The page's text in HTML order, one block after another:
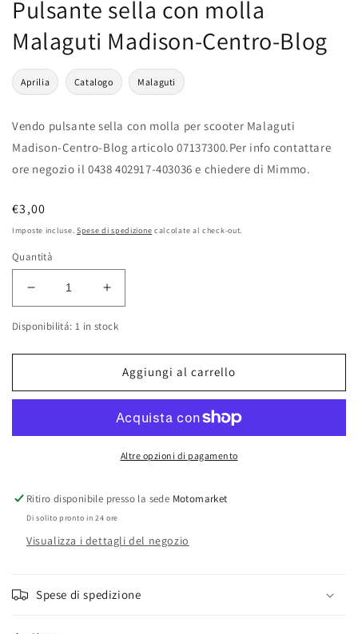
Pulsante sella con molla
Malaguti Madison-Centro-Blog
Aprilia Catalogo Malaguti
Vendo pulsante sella con molla per scooter Malaguti
Madison-Centro-Blog articolo 07137300.Per info contattare
ore negozio il 0438 402917-403036 e chiedere di Mimmo.
Prezzo
di
€3,00
Imposte incluse. Spese di spedizione calcolate al check-out.
Quantità
Diminuisci
quantità
per
molla
Aumenta
quantità
per
con
molla
Malaguti
Madison-
Blog
Disponibilitá: 1 in stock
Aggiungi al carrello
Altre opzioni di pagamento
Ritiro disponibile presso la sede Motomarket
Di solito pronto in 24 ore
Visualizza i dettagli del negozio
Spese di spedizione